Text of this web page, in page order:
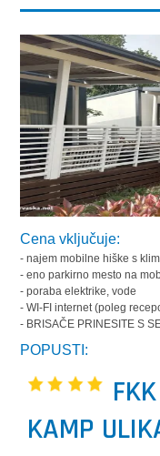
Cena vključuje:
- najem mobilne hiške s
- eno parkirno mesto na
- poraba elektrike, vode
- WI-FI internet (poleg
- BRISAČE PRINESITE S
POPUSTI:
KAMP